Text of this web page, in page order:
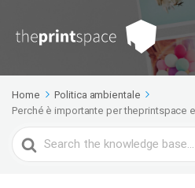
Home
Politica ambientale
Perché è importante per theprintspace
Search
For